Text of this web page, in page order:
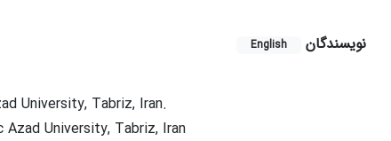
نویسندگان English
University, Tabriz, Iran.
University, Tabriz, Iran